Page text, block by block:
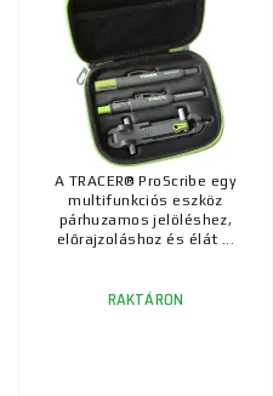
A TRACER® ProScribe egy
multifunkciós eszköz
párhuzamos jelöléshez,
előrajzoláshoz és élát ...
RAKTÁRON